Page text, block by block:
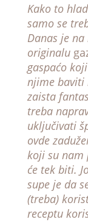
Kako to
samo se
Danas je
originalu
gaspaćo
njime baviti
zaista
treba
uključivati
ovde
koji su nam
će tek biti.
supe je da
(treba)
receptu